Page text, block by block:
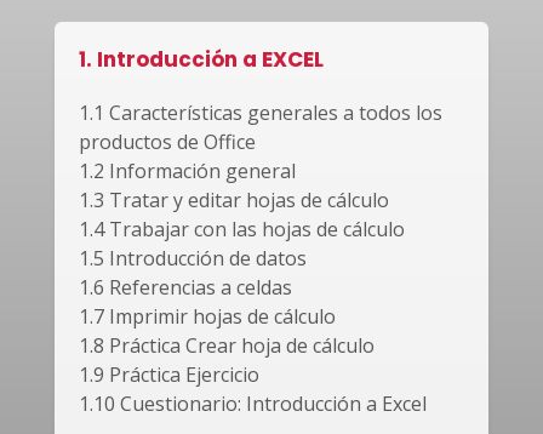
1. Introducción a EXCEL
1.1 Características generales a todos los
productos de Office
1.2 Información general
1.3 Tratar y editar hojas de cálculo
1.4 Trabajar con las hojas de cálculo
1.5 Introducción de datos
1.6 Referencias a celdas
1.7 Imprimir hojas de cálculo
1.8 Práctica Crear hoja de cálculo
1.9 Práctica Ejercicio
1.10 Cuestionario: Introducción a Excel